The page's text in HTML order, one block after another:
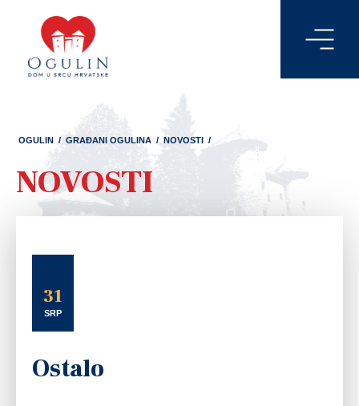
OGULIN / GRAĐANI OGULINA / NOVOSTI /
NOVOSTI
31
SRP
Ostalo